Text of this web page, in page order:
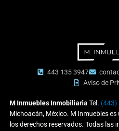
443 135 3947
Aviso de
M Inmuebles Inmobiliaria Tel. (443)
Michoacán, México. M Inmuebles
los derechos reservados. Todas las